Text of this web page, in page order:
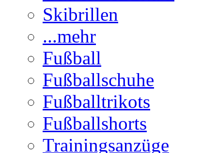
Skibrillen
...mehr
Fußball
Fußballschuhe
Fußballtrikots
Fußballshorts
Trainingsanzüge